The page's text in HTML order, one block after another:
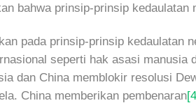
bahwa prinsip-prinsip
pada prinsip-prinsip kedaulatan
seperti hak asasi manusia
dan China memblokir resolusi
China memberikan pembenaran